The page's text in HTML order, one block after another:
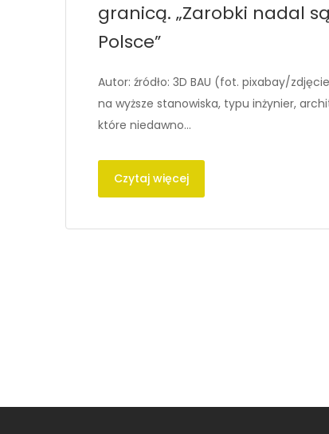
granicą. „Zarobki nadal
Polsce”
Autor: źródło: 3D BAU (fot. pixabay/
na wyższe stanowiska, typu inżynier,
które niedawno…
Czytaj więcej